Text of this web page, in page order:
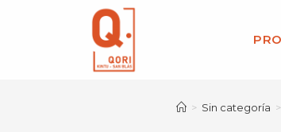
> Sin categoría >